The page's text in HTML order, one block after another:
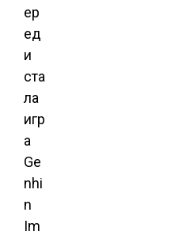
ер
ед
и
ста
ла
игр
а
Ge
nhi
n
Im